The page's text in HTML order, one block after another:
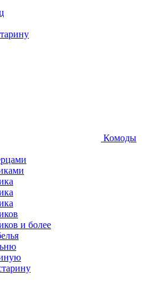
Комоды
и более